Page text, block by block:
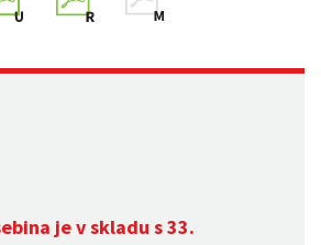
je v skladu s 33.